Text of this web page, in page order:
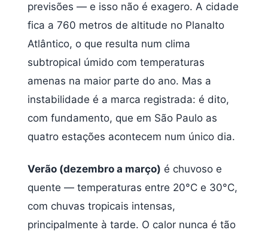
previsões — e isso não é exagero. A cidade
fica a 760 metros de altitude no Planalto
Atlântico, o que resulta num clima
subtropical úmido com temperaturas
amenas na maior parte do ano. Mas a
instabilidade é a marca registrada: é dito,
com fundamento, que em São Paulo as
quatro estações acontecem num único dia.
Verão (dezembro a março) é chuvoso e
quente — temperaturas entre 20°C e 30°C,
com chuvas tropicais intensas,
principalmente à tarde. O calor nunca é tão